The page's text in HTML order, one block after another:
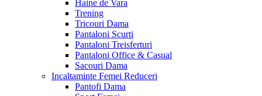
Haine de Vara
Trening
Tricouri Dama
Pantaloni Scurti
Pantaloni Treisferturi
Pantaloni Office & Casual
Sacouri Dama
Incaltaminte Femei Reduceri
Pantofi Dama